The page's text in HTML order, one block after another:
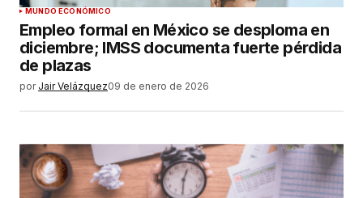
MUNDO ECONÓMICO
Empleo formal en México se desploma en
diciembre; IMSS documenta fuerte pérdida
de plazas
por Jair Velázquez09 de enero de 2026